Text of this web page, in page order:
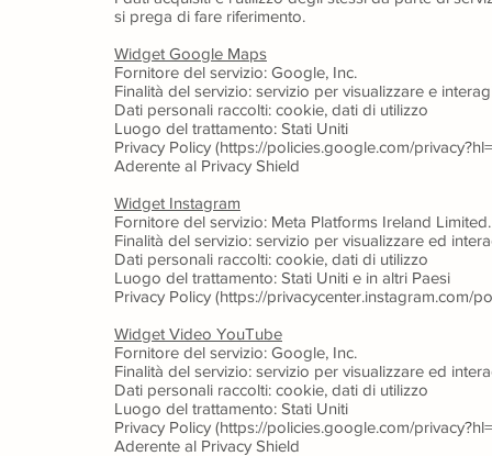
si prega di fare riferimento.
Widget Google Maps
Fornitore del servizio: Google, Inc.
Finalità del servizio: servizio per visualizzare e
Dati personali raccolti: cookie, dati di utilizzo
Luogo del trattamento: Stati Uniti
Privacy Policy (https://policies.google.com/
Aderente al Privacy Shield
Widget Instagram
Fornitore del servizio: Meta Platforms Ireland Limited.
Finalità del servizio: servizio per visualizzare ed
Dati personali raccolti: cookie, dati di utilizzo
Luogo del trattamento: Stati Uniti e in altri Paesi
Privacy Policy (https://privacycenter.instagram.com/
Widget Video YouTube
Fornitore del servizio: Google, Inc.
Finalità del servizio: servizio per visualizzare ed
Dati personali raccolti: cookie, dati di utilizzo
Luogo del trattamento: Stati Uniti
Privacy Policy (https://policies.google.com/
Aderente al Privacy Shield